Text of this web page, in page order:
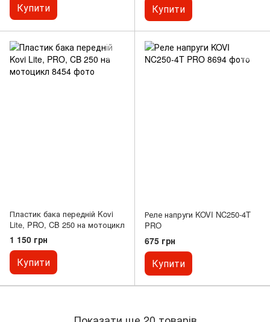
Купити Купити
Пластик бака передній Kovi
Lite, PRO, CB 250 на мотоцикл
1 150 грн
Купити
Реле напруги KOVI NC250-4T
PRO
675 грн
Купити